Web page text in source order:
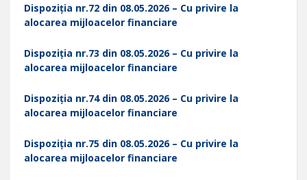
Dispoziția nr.72 din 08.05.2026 – Cu privire la
alocarea mijloacelor financiare
Dispoziția nr.73 din 08.05.2026 – Cu privire la
alocarea mijloacelor financiare
Dispoziția nr.74 din 08.05.2026 – Cu privire la
alocarea mijloacelor financiare
Dispoziția nr.75 din 08.05.2026 – Cu privire la
alocarea mijloacelor financiare